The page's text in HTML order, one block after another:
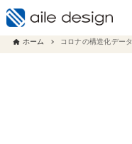
ホーム コロナの構造化データ